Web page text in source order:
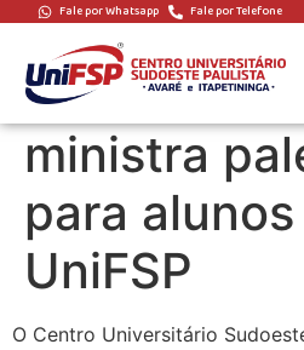
Fale por Whatsapp Fale por Telefone
Deputado
“Mamãe
ministra
para
UniFSP
O Centro Universitário